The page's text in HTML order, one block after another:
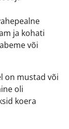
ja kohati
või
on mustad või
oli
koera